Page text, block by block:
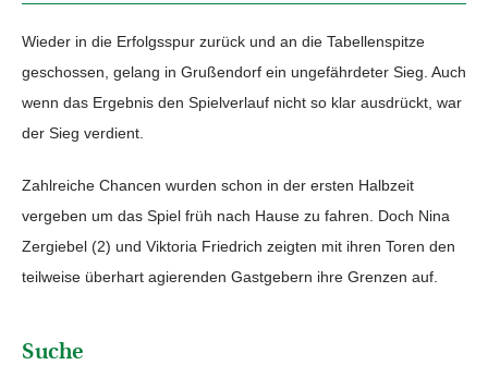
Wieder in die Erfolgsspur zurück und an die Tabellenspitze
geschossen, gelang in Grußendorf ein ungefährdeter Sieg. Auch
wenn das Ergebnis den Spielverlauf nicht so klar ausdrückt, war
der Sieg verdient.
Zahlreiche Chancen wurden schon in der ersten Halbzeit
vergeben um das Spiel früh nach Hause zu fahren. Doch Nina
Zergiebel (2) und Viktoria Friedrich zeigten mit ihren Toren den
teilweise überhart agierenden Gastgebern ihre Grenzen auf.
Suche